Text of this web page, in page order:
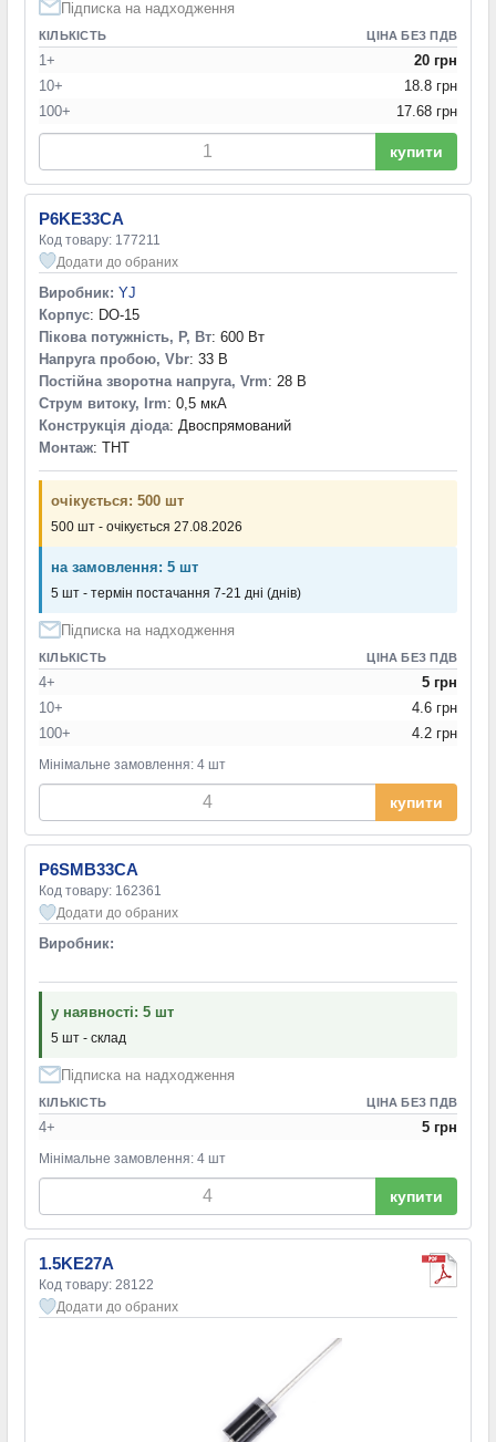
Підписка на надходження
КІЛЬКІСТЬ ЦІНА БЕЗ ПДВ
1+
20 грн
10+
18.8 грн
100+
17.68 грн
купити
P6KE33CA
Код товару: 177211
Додати до обраних
Виробник: YJ
Корпус: DO-15
Пікова потужність, P, Вт: 600 Вт
Напруга пробою, Vbr: 33 В
Постійна зворотна напруга, Vrm: 28 В
Струм витоку, Irm: 0,5 мкА
Конструкція діода: Двоспрямований
Монтаж: THT
очікується: 500 шт
500 шт - очікується 27.08.2026
на замовлення: 5 шт
5 шт - термін постачання 7-21 дні (днів)
Підписка на надходження
КІЛЬКІСТЬ ЦІНА БЕЗ ПДВ
4+
5 грн
10+
4.6 грн
100+
4.2 грн
Мінімальне замовлення: 4 шт
купити
P6SMB33CA
Код товару: 162361
Додати до обраних
Виробник:
у наявності: 5 шт
5 шт - склад
Підписка на надходження
КІЛЬКІСТЬ ЦІНА БЕЗ ПДВ
4+ 5 грн
Мінімальне замовлення: 4 шт
купити
1.5KE27A
Код товару: 28122
Додати до обраних